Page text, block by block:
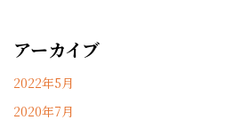
アーカイブ
2022年5月
2020年7月